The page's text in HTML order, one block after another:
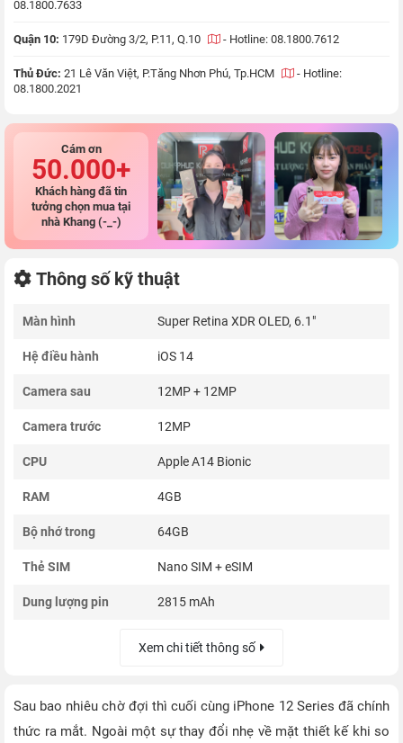
08.1800.7633
Quận 10: 179D Đường 3/2, P.11, Q.10 - Hotline: 08.1800.7612
Thủ Đức: 21 Lê Văn Việt, P.Tăng Nhơn Phú, Tp.HCM - Hotline:
08.1800.2021
Cám ơn
50.000+
Khách hàng đã tin
tưởng chọn mua tại
nhà Khang (-_-)
Sau bao nhiêu chờ đợi thì cuối cùng iPhone 12 Series đã chính
thức ra mắt. Ngoài một sự thay đổi nhẹ về mặt thiết kế khi so
Thông số kỹ thuật
Màn hình Super Retina XDR OLED, 6.1"
Hệ điều hành iOS 14
Camera sau 12MP + 12MP
Camera trước 12MP
CPU Apple A14 Bionic
RAM 4GB
Bộ nhớ trong 64GB
Thẻ SIM Nano SIM + eSIM
Dung lượng pin 2815 mAh
Xem chi tiết thông số